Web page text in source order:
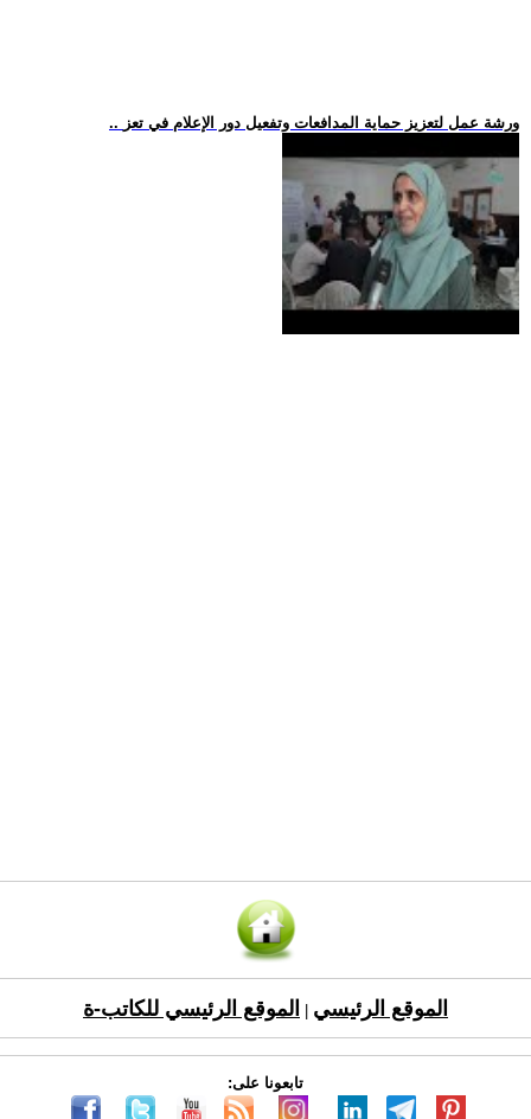
.. ورشة عمل لتعزيز حماية المدافعات وتفعيل دور الإعلام في تعز
الموقع الرئيسي الموقع الرئيسي للكاتب-ة
تابعونا على: